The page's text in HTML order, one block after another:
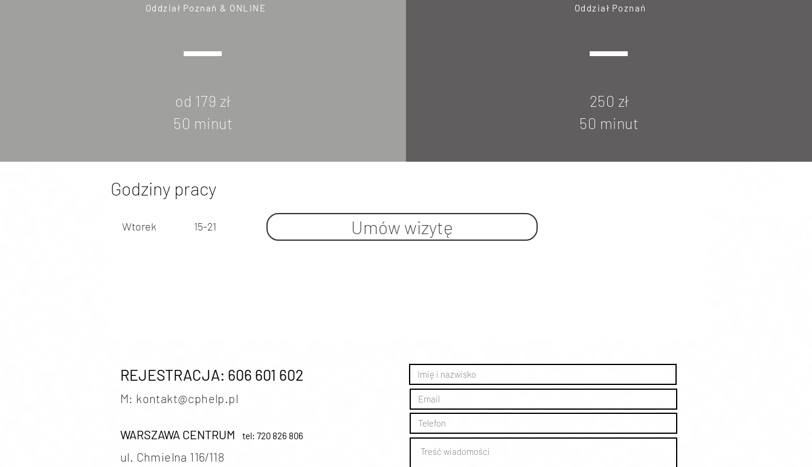
Oddział Poznań & ONLINE
od 179 zł
50 minut
Oddział Poznań
250 zł
50 minut
Godziny pracy
Wtorek 15-21 Umów wizytę
REJESTRACJA: 606 601 602
M: kontakt@cphelp.pl
WARSZAWA CENTRUM tel: 720 826 806
ul. Chmielna 116/118